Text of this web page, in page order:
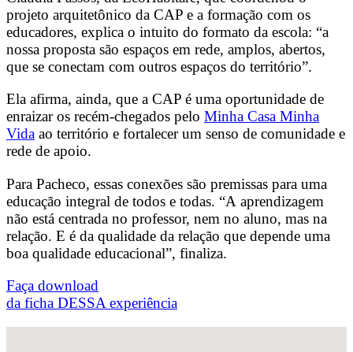
projeto arquitetônico da CAP e a formação com os
educadores, explica o intuito do formato da escola: “a
nossa proposta são espaços em rede, amplos, abertos,
que se conectam com outros espaços do território”.
Ela afirma, ainda, que a CAP é uma oportunidade de
enraizar os recém-chegados pelo Minha Casa Minha
Vida ao território e fortalecer um senso de comunidade e
rede de apoio.
Para Pacheco, essas conexões são premissas para uma
educação integral de todos e todas. “A aprendizagem
não está centrada no professor, nem no aluno, mas na
relação. E é da qualidade da relação que depende uma
boa qualidade educacional”, finaliza.
Faça download
da ficha DESSA experiência